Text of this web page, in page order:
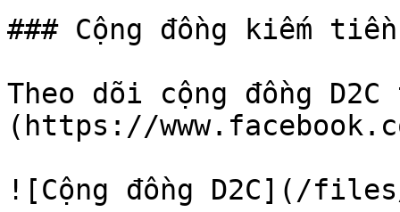
### Cộng đồng kiếm
Theo dõi cộng đồng
(https://
![Cộng đồng D2C](/files/-